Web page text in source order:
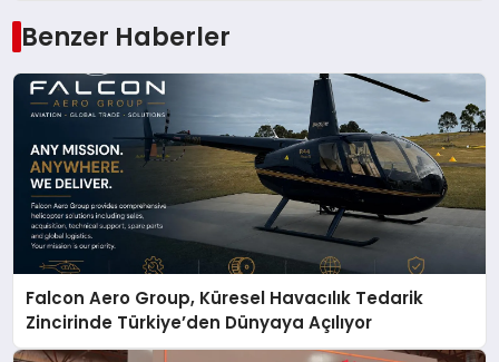
Benzer Haberler
Falcon Aero Group, Küresel Havacılık Tedarik
Zincirinde Türkiye’den Dünyaya Açılıyor